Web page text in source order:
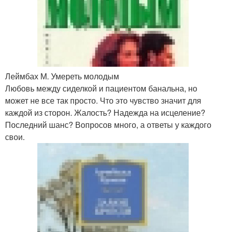
Леймбах М. Умереть молодым
Любовь между сиделкой и пациентом банальна, но
может не все так просто. Что это чувство значит для
каждой из сторон. Жалость? Надежда на исцеление?
Последний шанс? Вопросов много, а ответы у каждого
свои.